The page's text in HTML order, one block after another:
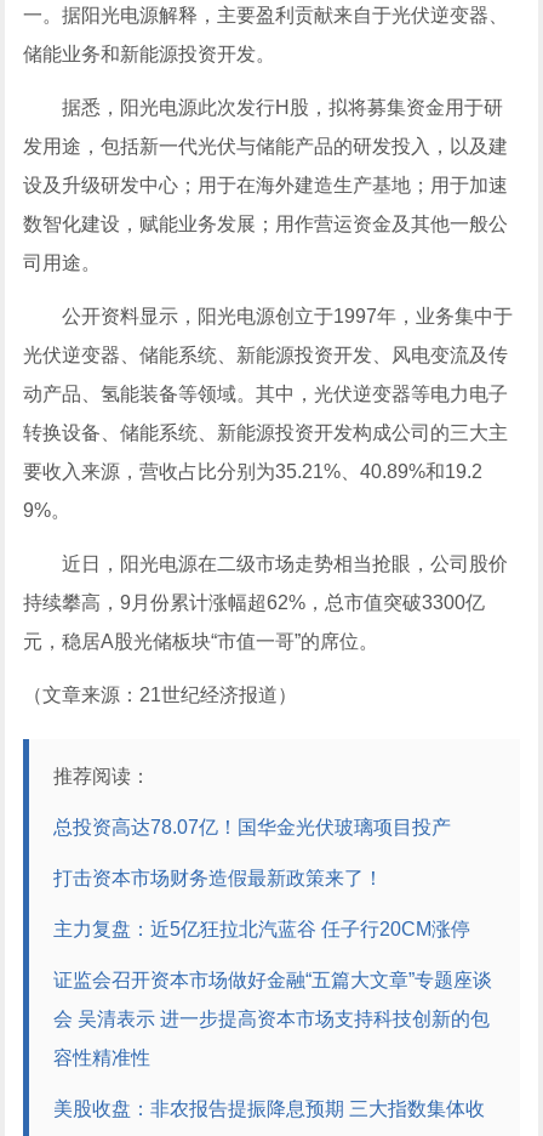
一。据阳光电源解释，主要盈利贡献来自于光伏逆变器
储能业务和新能源投资开发。
据悉，阳光电源此次发行H股，拟将募集资金用于研
发用途，包括新一代光伏与储能产品的研发投入，以及建
设及升级研发中心；用于在海外建造生产基地；用于加速
数智化建设，赋能业务发展；用作营运资金及其他一般公
司用途。
公开资料显示，阳光电源创立于1997年，业务集中于
光伏逆变器、储能系统、 新能源投资开发、风电变流及传
动产品、氢能装备等领域。其中，光伏逆变器等电力电子
转换设备、储能系统、 新能源投资开发构成公司的三大主
要收入来源，营收占比分别为35.21%、40.89%和19.2
9%。
近日，阳光电源在二级市场走势相当抢眼，公司股价
持续攀高，9月份累计涨幅超62%，总市值突破3300亿
元，稳居A股光储板块“市值一哥”的席位。
（文章来源：21世纪经济报道）
推荐阅读：
总投资高达78.07亿！国华金光伏玻璃项目投产
打击资本市场财务造假最新政策来了！
主力复盘：近5亿狂拉北汽蓝谷 任子行20CM涨停
证监会召开资本市场做好金融“五篇大文章”专题座谈
会 吴清表示 进一步提高资本市场支持科技创新的包
容性精准性
美股收盘：非农报告提振降息预期 三大指数集体收